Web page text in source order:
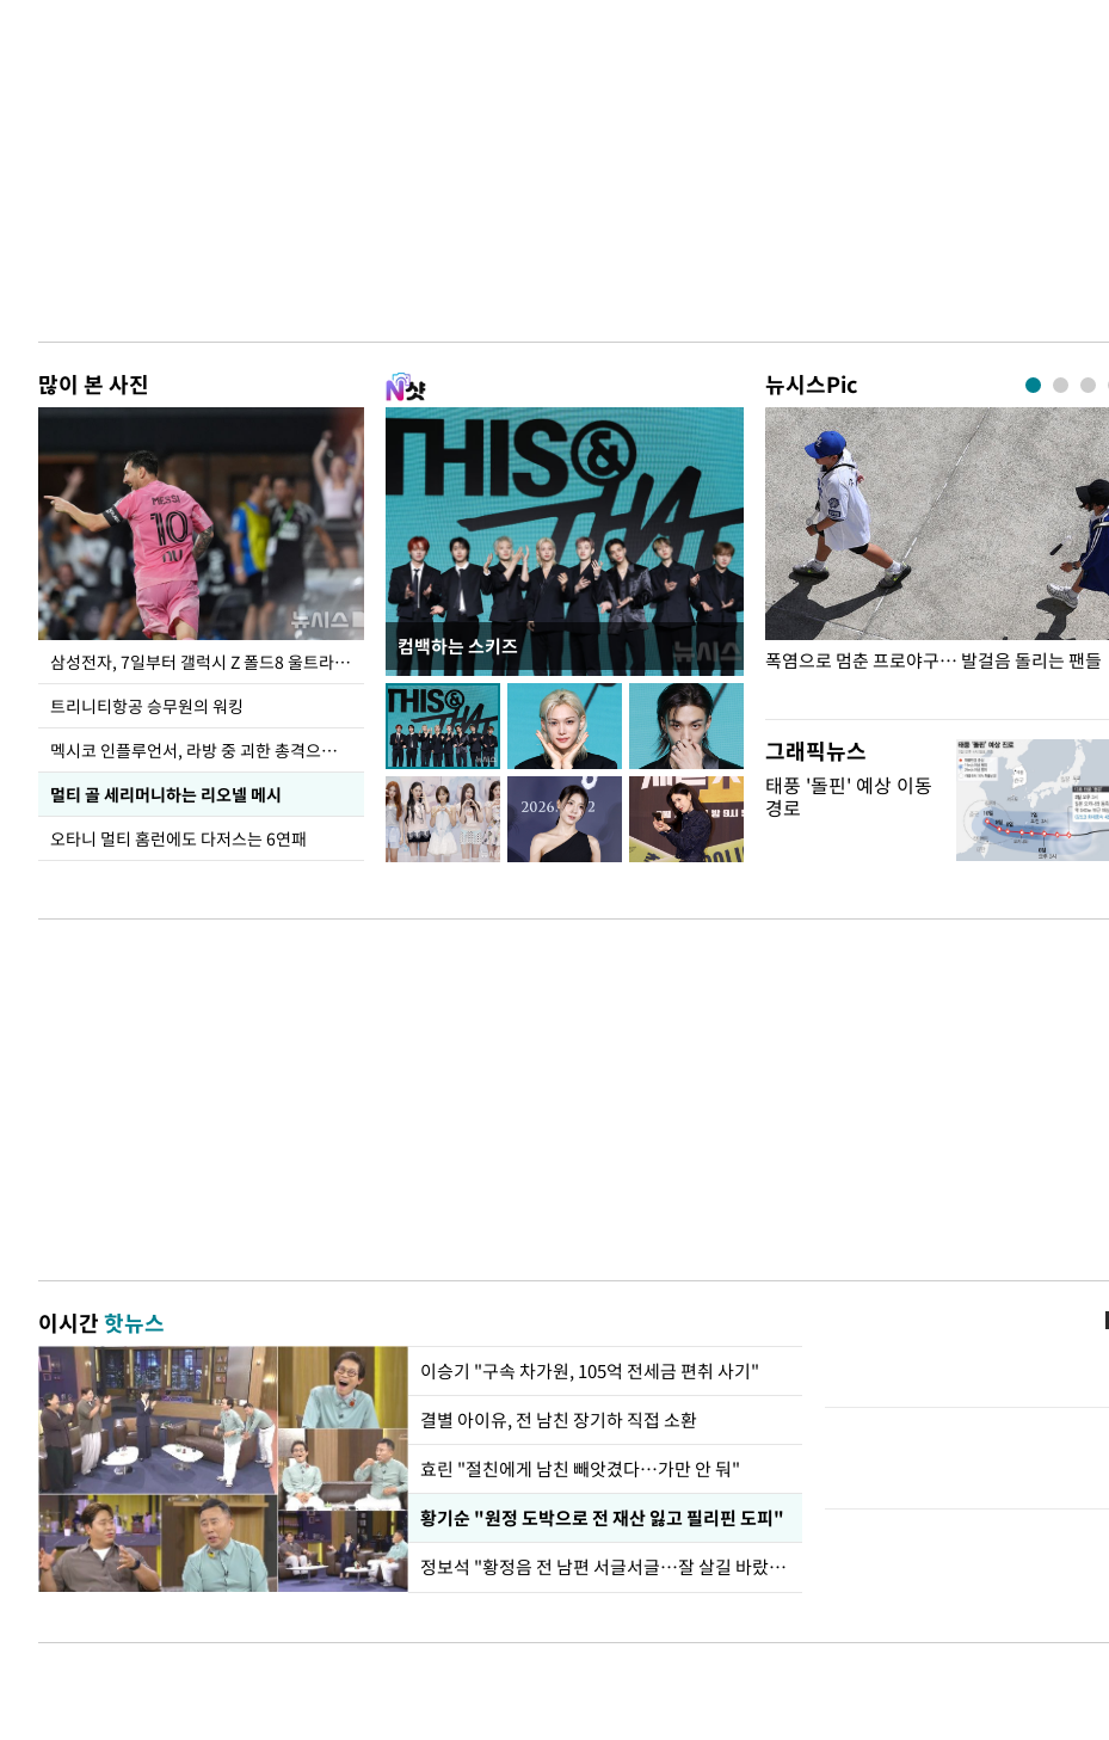
많이 본 사진
삼성전자, 7일부터 갤럭시 Z 폴드8 울트라·폴드8·플립8 출시
트리니티항공 승무원의 워킹
멕시코 인플루언서, 라방 중 괴한 총격으로 사망
멀티 골 세리머니하는 리오넬 메시
오타니 멀티 홈런에도 다저스는 6연패
컴백하는 스키즈
뉴시스Pic
입추 하루 앞둔 전남광주… 열화상 카메라에 담긴
폭염
폭염으로 멈춘 프로야구… 발걸음 돌리는 팬들
그래픽뉴스
태풍 '돌핀' 예상 이동
경로
이시간핫뉴스
이승기 "구속 차가원, 105억 전세금 편취 사기"
결별 아이유, 전 남친 장기하 직접 소환
효린 "절친에게 남친 빼앗겼다…가만 안 둬"
황기순 "원정 도박으로 전 재산 잃고 필리핀 도피"
정보석 "황정음 전 남편 서글서글…잘 살길 바랐는데"